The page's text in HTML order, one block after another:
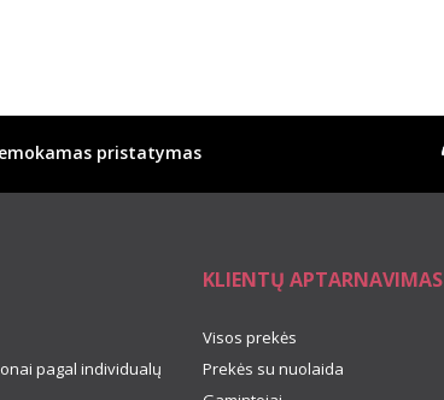
pristatymas
pagal individualų
KLIENTŲ APTARNAVIMAS
Visos prekės
Prekės su nuolaida